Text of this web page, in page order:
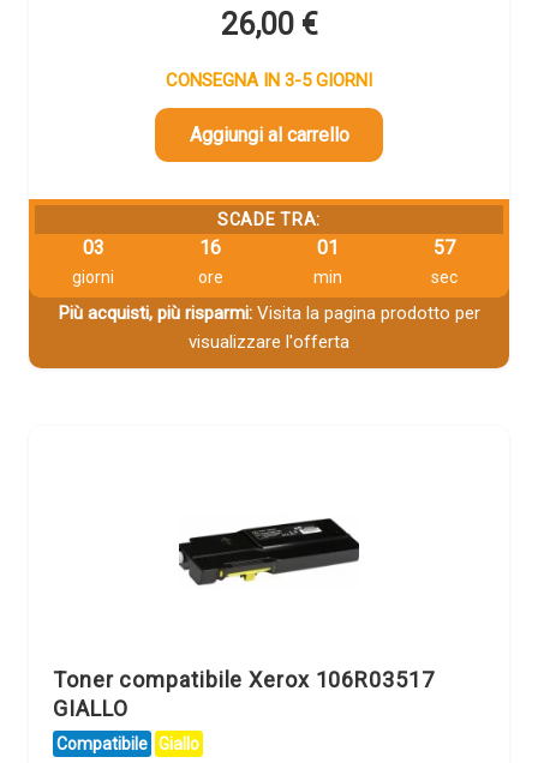
26,00 €
CONSEGNA IN 3-5 GIORNI
Aggiungi al carrello
SCADE TRA:
03
giorni
16
ore
01
min
56
sec
Più acquisti, più risparmi:Visita la pagina prodotto per
visualizzare l'offerta
Toner compatibile Xerox 106R03517
GIALLO
Compatibile Giallo